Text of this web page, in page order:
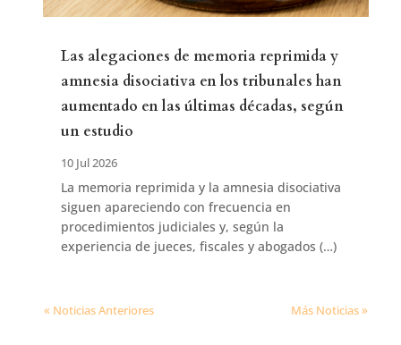
Las alegaciones de memoria reprimida y
amnesia disociativa en los tribunales han
aumentado en las últimas décadas, según
un estudio
10 Jul 2026
La memoria reprimida y la amnesia disociativa
siguen apareciendo con frecuencia en
procedimientos judiciales y, según la
experiencia de jueces, fiscales y abogados (…)
« Noticias Anteriores Más Noticias »